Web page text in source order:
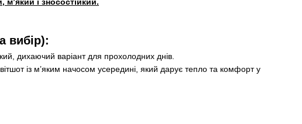
вибір):
дихаючий варіант для прохолодних днів.
із м’яким начосом усередині, який дарує тепло та комфорт у